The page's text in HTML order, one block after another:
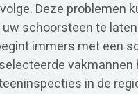
Deze problemen
schoorsteen te
immers met een
in de